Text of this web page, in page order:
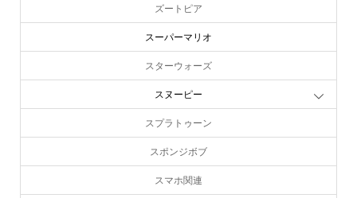
ズートピア
スーパーマリオ
スターウォーズ
スヌーピー
スプラトゥーン
スポンジボブ
スマホ関連